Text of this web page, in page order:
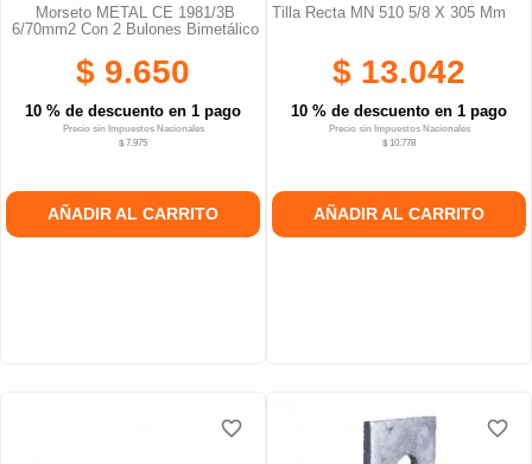
Morseto METAL CE 1981/3B
6/70mm2 Con 2 Bulones Bimetálico
$ 9.650
10 % de descuento en 1 pago
Precio sin Impuestos Nacionales
$ 7.975
AÑADIR AL CARRITO
Tilla Recta MN 510 5/8 X 305 Mm
$ 13.042
10 % de descuento en 1 pago
Precio sin Impuestos Nacionales
$ 10.778
AÑADIR AL CARRITO
favorite_border
favorite_border
favorite_border favorite_border
favorite_border
favorite_border